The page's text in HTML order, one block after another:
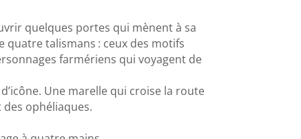
quelques portes qui mènent à sa
quatre talismans : ceux des motifs
farmériens qui voyagent de
Une marelle qui croise la route
des ophéliaques.